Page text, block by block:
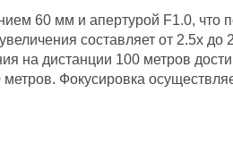
60 мм и апертурой F1.0, что
составляет от 2.5x
на дистанции 100 метров
Фокусировка